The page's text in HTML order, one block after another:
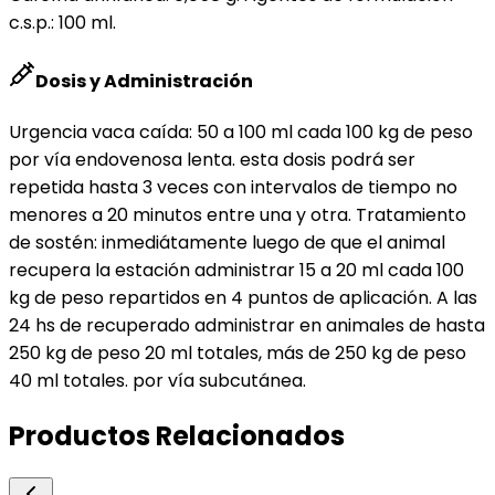
c.s.p.: 100 ml.
Dosis y Administración
Urgencia vaca caída: 50 a 100 ml cada 100 kg de peso
por vía endovenosa lenta. esta dosis podrá ser
repetida hasta 3 veces con intervalos de tiempo no
menores a 20 minutos entre una y otra. Tratamiento
de sostén: inmediátamente luego de que el animal
recupera la estación administrar 15 a 20 ml cada 100
kg de peso repartidos en 4 puntos de aplicación. A las
24 hs de recuperado administrar en animales de hasta
250 kg de peso 20 ml totales, más de 250 kg de peso
40 ml totales. por vía subcutánea.
Productos Relacionados